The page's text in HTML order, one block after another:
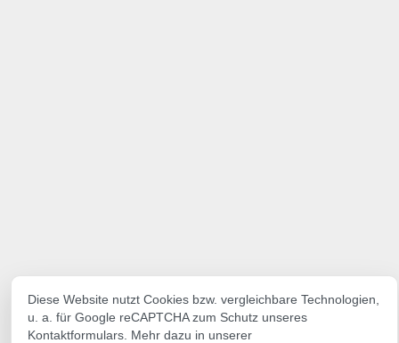
Diese Website nutzt Cookies bzw. vergleichbare Technologien,
u. a. für Google reCAPTCHA zum Schutz unseres
Kontaktformulars. Mehr dazu in unserer